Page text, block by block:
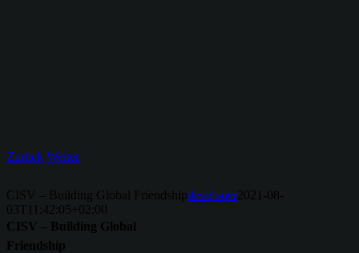
Zurück Weiter
CISV – Building Global Friendshipdeveloper2021-08-
03T11:42:05+02:00
CISV – Building Global
Friendship